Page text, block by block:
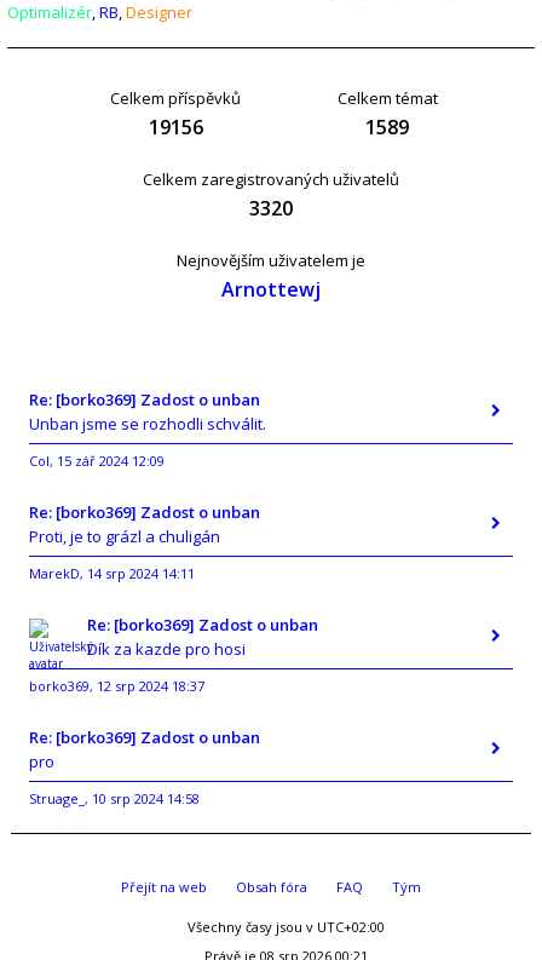
Optimalizér,RB,Designer
Celkem příspěvků
19156
Celkem témat
1589
Celkem zaregistrovaných uživatelů
3320
Nejnovějším uživatelem je
Arnottewj
Re: [borko369] Zadost o unban
Unban jsme se rozhodli schválit.
Col, 15 zář 2024 12:09
Re: [borko369] Zadost o unban
Proti, je to grázl a chuligán
MarekD, 14 srp 2024 14:11
Re: [borko369] Zadost o unban
Dík za kazde pro hosi
borko369, 12 srp 2024 18:37
Re: [borko369] Zadost o unban
pro
Struage_ , 10 srp 2024 14:58
Přejít na web Obsah fóra FAQ Tým
Všechny časy jsou v UTC+02:00
Právě je 08 srp 2026 00:21